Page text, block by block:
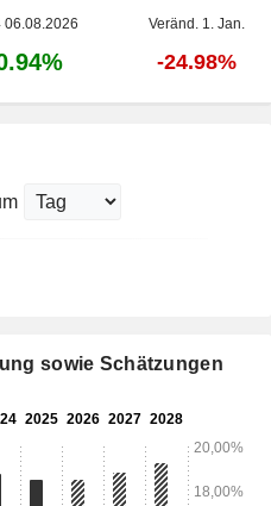
06.08.2026 Veränd. 1. Jan.
-24.98%
sowie Schätzungen